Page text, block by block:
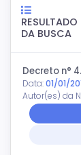
RESULTADO
DA BUSCA
Decreto n°
Data:01/01/
Autor(es) da